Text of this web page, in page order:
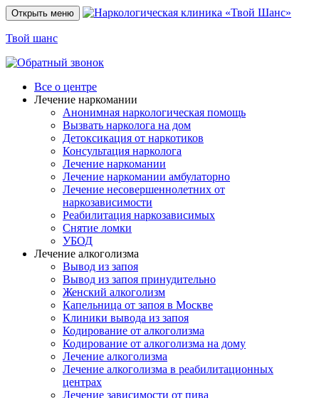
Открыть меню
Твой шанс
Все о центре
Лечение наркомании
Анонимная наркологическая помощь
Вызвать нарколога на дом
Детоксикация от наркотиков
Консультация нарколога
Лечение наркомании
Лечение наркомании амбулаторно
Лечение несовершеннолетних от
наркозависимости
Реабилитация наркозависимых
Снятие ломки
УБОД
Лечение алкоголизма
Вывод из запоя
Вывод из запоя принудительно
Женский алкоголизм
Капельница от запоя в Москве
Клиники вывода из запоя
Кодирование от алкоголизма
Кодирование от алкоголизма на дому
Лечение алкоголизма
Лечение алкоголизма в реабилитационных
центрах
Лечение зависимости от пива